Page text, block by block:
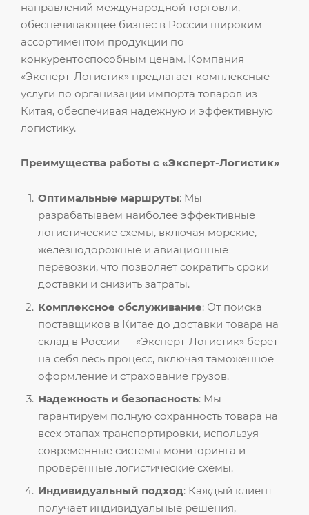
направлений международной торговли,
обеспечивающее бизнес в России широким
ассортиментом продукции по
конкурентоспособным ценам. Компания
«Эксперт-Логистик» предлагает комплексные
услуги по организации импорта товаров из
Китая, обеспечивая надежную и эффективную
логистику.
Преимущества работы с «Эксперт-Логистик»
Оптимальные маршруты: Мы
разрабатываем наиболее эффективные
логистические схемы, включая морские,
железнодорожные и авиационные
перевозки, что позволяет сократить сроки
доставки и снизить затраты.
Комплексное обслуживание: От поиска
поставщиков в Китае до доставки товара на
склад в России — «Эксперт-Логистик» берет
на себя весь процесс, включая таможенное
оформление и страхование грузов.
Надежность и безопасность: Мы
гарантируем полную сохранность товара на
всех этапах транспортировки, используя
современные системы мониторинга и
проверенные логистические схемы.
Индивидуальный подход: Каждый клиент
получает индивидуальные решения,